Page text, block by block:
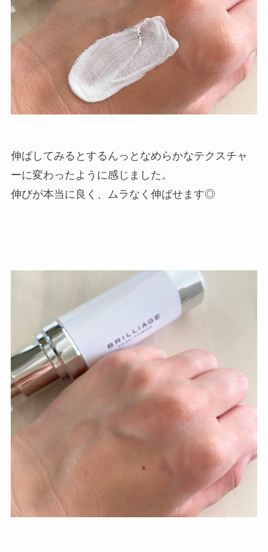
伸ばしてみるとするんっとなめらかなテクスチャ
ーに変わったように感じました。
伸びが本当に良く、ムラなく伸ばせます◎